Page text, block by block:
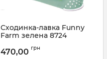
Сходинка-лавка Funny
Farm зелена 8724
470,00 грн